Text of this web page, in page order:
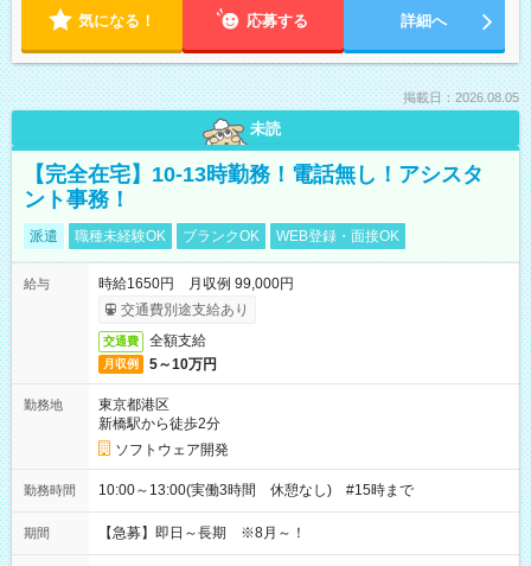
気になる！ 応募する 詳細へ
掲載日：2026.08.05
未読
【完全在宅】10-13時勤務！電話無し！アシスタ
ント事務！
派遣 職種未経験OK ブランクOK WEB登録・面接OK
給与
時給1650円 月収例 99,000円
交通費別途支給あり
交通費 全額支給
月収例 5～10万円
勤務地
東京都港区
新橋駅から徒歩2分
ソフトウェア開発
勤務時間 10:00～13:00(実働3時間 休憩なし) #15時まで
期間 【急募】即日～長期 ※8月～！